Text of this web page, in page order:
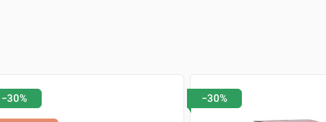
−30% −30%